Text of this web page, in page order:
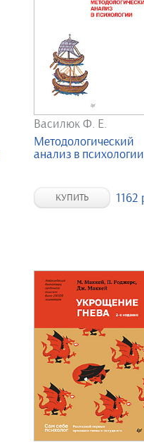
Василюк Ф. Е.
Методологический
анализ в психологии
КУПИТЬ 1162